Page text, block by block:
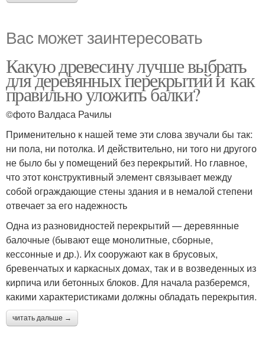
Вас может заинтересовать
Какую древесину лучше выбрать
для деревянных перекрытий и как
правильно уложить балки?
©фото Валдаса Рачилы
Применительно к нашей теме эти слова звучали бы так:
ни пола, ни потолка. И действительно, ни того ни другого
не было бы у помещений без перекрытий. Но главное,
что этот конструктивный элемент связывает между
собой ограждающие стены здания и в немалой степени
отвечает за его надежность
Одна из разновидностей перекрытий — деревянные
балочные (бывают еще монолитные, сборные,
кессонные и др.). Их сооружают как в брусовых,
бревенчатых и каркасных домах, так и в возведенных из
кирпича или бетонных блоков. Для начала разберемся,
какими характеристиками должны обладать перекрытия.
читать дальше →